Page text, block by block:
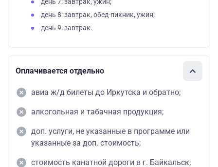
день 8: завтрак, обед-пикник, ужин;
день 9: завтрак.
Оплачивается отдельно
авиа ж/д билеты до Иркутска и обратно;
алкогольная и табачная продукция;
доп. услуги, не указанные в программе или
указанные за доп. стоимость;
стоимость канатной дороги в г. Байкальск;